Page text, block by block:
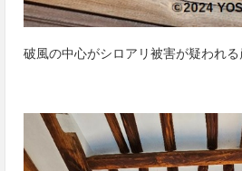
破風の中心がシロアリ被害が疑われる